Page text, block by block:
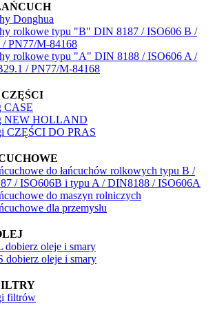
Donghua
rolkowe typu "B" DIN 8187 / ISO606 B /
/ PN77/M-84168
rolkowe typu "A" DIN 8188 / ISO606 A /
/ PN77/M-84168
CASE
NEW HOLLAND
CZĘŚCI DO PRAS
do łańcuchów rolkowych typu B /
/ ISO606B i typu A / DIN8188 / ISO606A
do maszyn rolniczych
dla przemysłu
oleje i smary
dobierz oleje i smary
filtrów